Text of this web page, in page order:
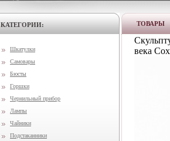
КАТЕГОРИИ:
Шкатулки
Самовары
Бюсты
Горшки
Чернильный прибор
Лампы
Чайники
Подстаканники
ТОВАРЫ
века